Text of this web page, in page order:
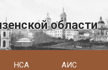
области
НСА АИС